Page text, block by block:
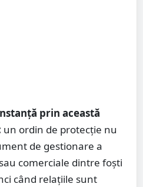
prin această
un ordin de protecție nu
de gestionare a
comerciale dintre foști
când relațiile sunt